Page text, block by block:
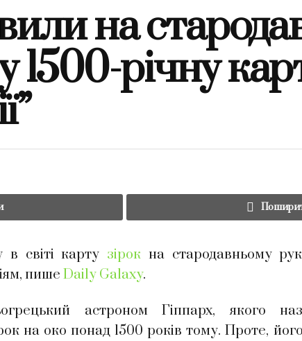
на
річну
світі карту зірок на стародавньому
пише Daily Galaxy.
астроном Гіппарх, якого
на око понад 1500 років тому. Проте,